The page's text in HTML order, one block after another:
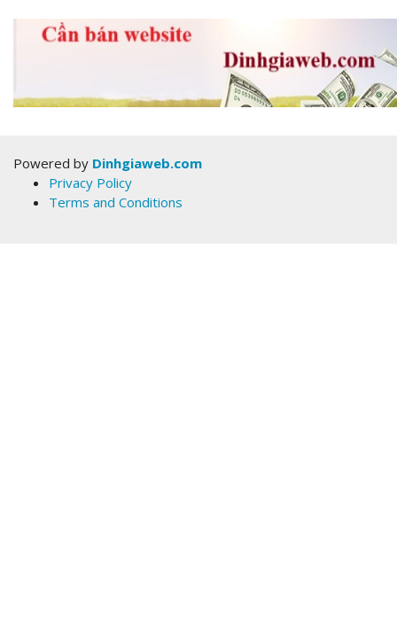
Powered by Dinhgiaweb.com
Privacy Policy
Terms and Conditions